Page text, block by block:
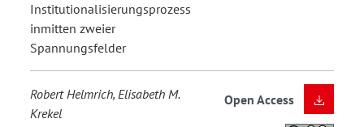
Institutionalisierungsprozess
inmitten zweier
Spannungsfelder
Robert Helmrich, Elisabeth M.
Krekel
Open Access